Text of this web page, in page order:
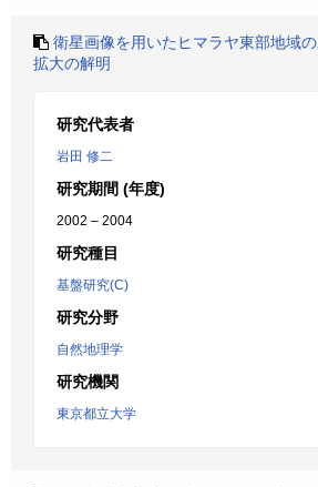
衛星画像を用いたヒマラヤ東部地域
拡大の解明
研究代表者
岩田 修二
研究期間 (年度)
2002 – 2004
研究種目
基盤研究(C)
研究分野
自然地理学
研究機関
東京都立大学